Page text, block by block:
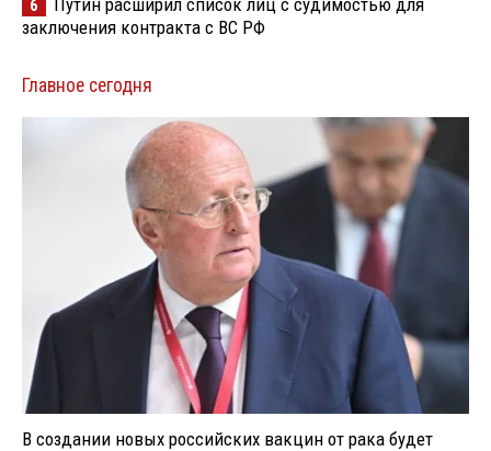
6
Путин расширил список лиц с судимостью для
заключения контракта с ВС РФ
Главное сегодня
В создании новых российских вакцин от рака будет